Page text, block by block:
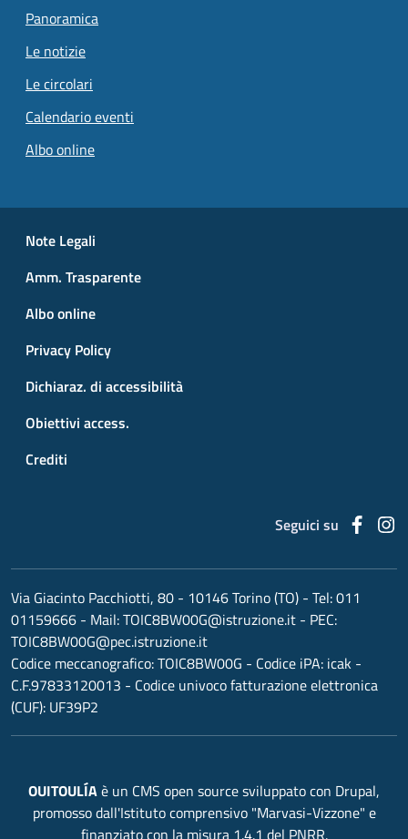
Panoramica
Le notizie
Le circolari
Calendario eventi
Albo online
Small prints
Note Legali
Amm. Trasparente
Albo online
Privacy Policy
Dichiaraz. di accessibilità
Obiettivi access.
Crediti
Seguici su
Via Giacinto Pacchiotti, 80 - 10146 Torino (TO) - Tel:011
01159666 - Mail:TOIC8BW00G@istruzione.it - PEC:
TOIC8BW00G@pec.istruzione.it
Codice meccanografico:TOIC8BW00G - Codice iPA: icak -
C.F.97833120013 - Codice univoco fatturazione elettronica
(CUF): UF39P2
OUITOULÍAè un CMS open source sviluppato con Drupal,
promosso dall'Istituto comprensivo "Marvasi-Vizzone" e
finanziato con la misura 1.4.1 del PNRR.